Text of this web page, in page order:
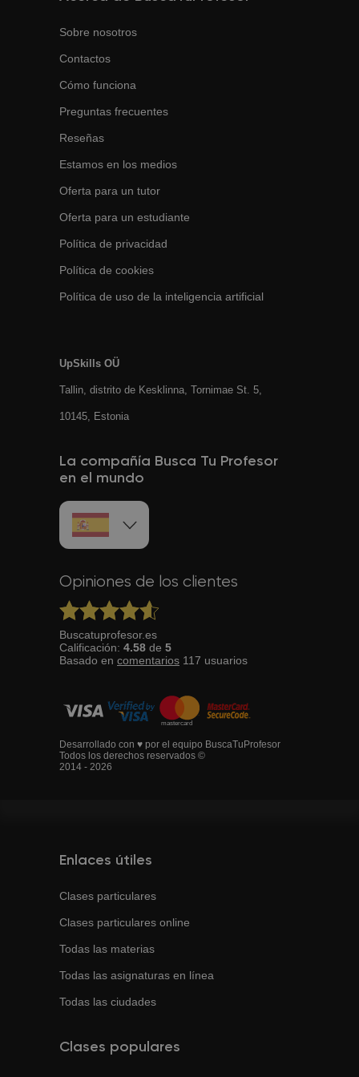
Sobre nosotros
Contactos
Cómo funciona
Preguntas frecuentes
Reseñas
Estamos en los medios
Oferta para un tutor
Oferta para un estudiante
Política de privacidad
Política de cookies
Política de uso de la inteligencia artificial
UpSkills OÜ
Tallin, distrito de Kesklinna, Tornimаe St. 5,
10145, Estonia
La compañía Busca Tu Profesor
en el mundo
Opiniones de los clientes
Buscatuprofesor.es
Calificación: 4.58 de 5
Basado en comentarios 117 usuarios
Desarrollado con ♥ por el equipo BuscaTuProfesor
Todos los derechos reservados ©
2014 - 2026
Enlaces útiles
Clases particulares
Clases particulares online
Todas las materias
Todas las asignaturas en línea
Todas las ciudades
Clases populares